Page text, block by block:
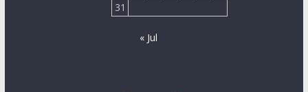
31
« Jul